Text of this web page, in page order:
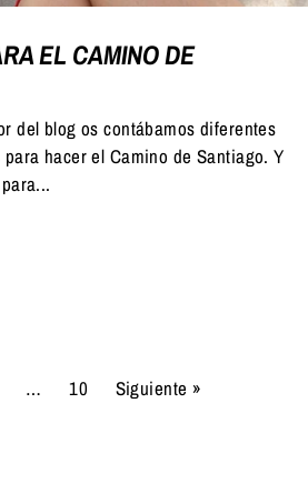
EL CAMINO DE
del blog os contábamos diferentes
hacer el Camino de Santiago. Y
… 10 Siguiente »